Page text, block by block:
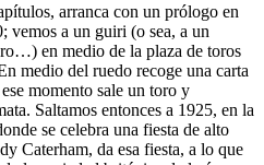
arranca con un prólogo en
vemos a un guiri (o sea, a un
en medio de la plaza de toros
medio del ruedo recoge una carta
momento sale un toro y
Saltamos entonces a 1925, en la
se celebra una fiesta de alto
Caterham, da esa fiesta, a lo que